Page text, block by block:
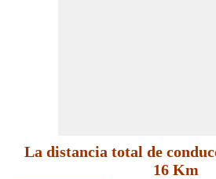
La distancia total de
16 Km